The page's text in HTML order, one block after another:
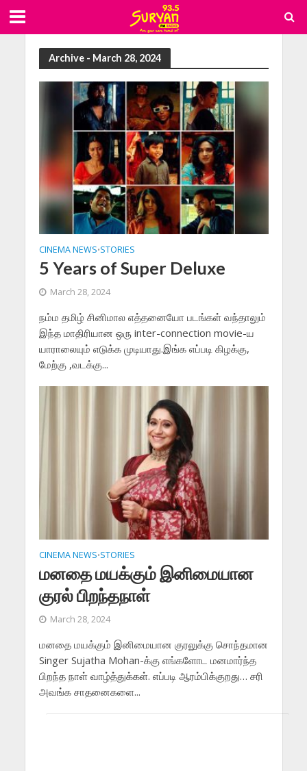
Archive - March 28, 2024
CINEMA NEWS•STORIES
5 Years of Super Deluxe
March 28, 2024
நம்ம தமிழ் சினிமால எத்தனையோ படங்கள் வந்தாலும்
இந்த மாதிரியான ஒரு inter-connection movie-ய
யாராலையும் எடுக்க முடியாது.இங்க எப்படி கிழக்கு,
மேற்கு ,வடக்கு...
CINEMA NEWS•STORIES
மனதை மயக்கும் இனிமையான
குரல் பிறந்தநாள்
March 28, 2024
மனதை மயக்கும் இனிமையான குரலுக்கு சொந்தமான
Singer Sujatha Mohan-க்கு எங்களோட மனமார்ந்த
பிறந்த நாள் வாழ்த்துக்கள். எப்படி ஆரம்பிக்குறது… சரி
அவங்க சாதனைகளை...